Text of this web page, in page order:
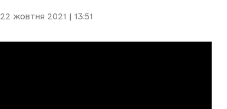
22 жовтня 2021 | 13:51